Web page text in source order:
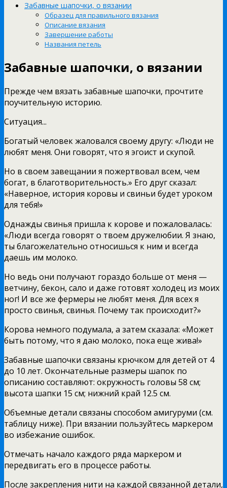
Забавные шапочки, о вязании
Образец для правильного вязания
Описание вязания
Завершение работы
Названия петель
Забавные шапочки, о вязании
Прежде чем вязать забавные шапочки, прочтите
поучительную историю.
Ситуация...
Богатый человек жаловался своему другу: «Люди не
любят меня. Они говорят, что я эгоист и скупой.
Но в своем завещании я пожертвовал всем, чем
богат, в благотворительность.» Его друг сказал:
«Наверное, история коровы и свиньи будет уроком
для тебя!»
Однажды свинья пришла к корове и пожаловалась:
«Люди всегда говорят о твоем дружелюбии. Я знаю,
ты благожелательно относишься к ним и всегда
даешь им молоко.
Но ведь они получают гораздо больше от меня —
ветчину, бекон, сало и даже готовят холодец из моих
ног! И все же фермеры не любят меня. Для всех я
просто свинья, свинья. Почему так происходит?»
Корова немного подумала, а затем сказала: «Может
быть потому, что я даю молоко, пока еще жива!»
Забавные шапочки связаны крючком для детей от 4
до 10 лет. Окончательные размеры шапок по
описанию составляют: окружность головы 58 см;
высота шапки 15 см; нижний край 12.5 см.
Объемные детали связаны способом амигуруми (см.
таблицу ниже). При вязании пользуйтесь маркером
во избежание ошибок.
Отмечать начало каждого ряда маркером и
передвигать его в процессе работы.
После закрепления нити на каждой связанной детали,